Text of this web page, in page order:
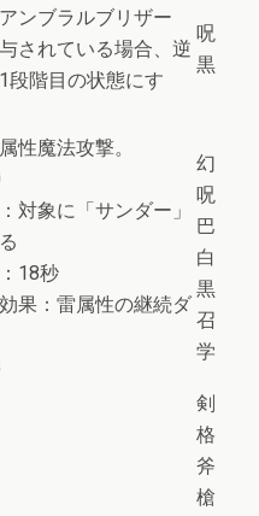
ンブラルブリザー
されている場合、逆
段階目の状態にす
呪
黒
性魔法攻撃。
対象に「サンダー」
18秒
果：雷属性の継続ダ
幻
呪
巴
白
黒
召
学
剣
格
斧
槍